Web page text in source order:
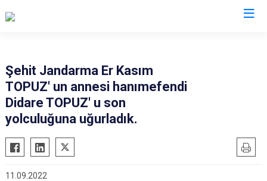
Diyadin
Doğubayazıt
Hamur
Şehit Jandarma Er Kasım
TOPUZ' un annesi hanımefendi
Didare TOPUZ' u son
yolculuğuna uğurladık.
11.09.2022